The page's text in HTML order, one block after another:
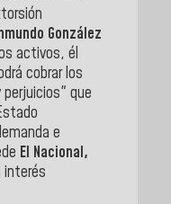
González
activos, él
cobrar los
que
e
El Nacional,
interés